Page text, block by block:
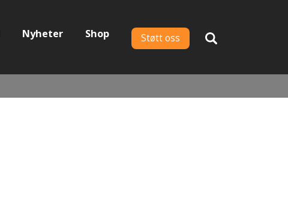
Støtt oss
Nyheter Shop